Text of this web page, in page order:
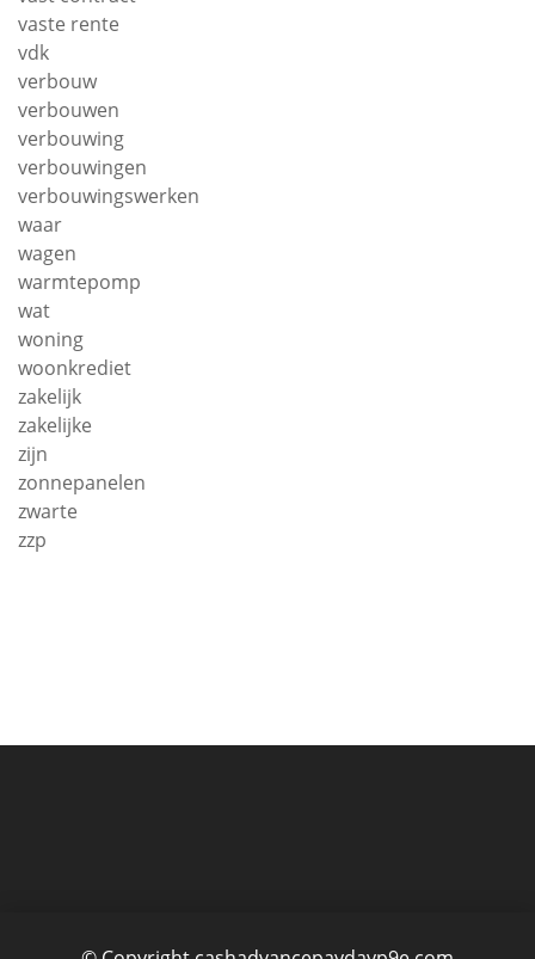
vaste rente
vdk
verbouw
verbouwen
verbouwing
verbouwingen
verbouwingswerken
waar
wagen
warmtepomp
wat
woning
woonkrediet
zakelijk
zakelijke
zijn
zonnepanelen
zwarte
zzp